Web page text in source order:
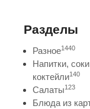
Разделы
Разное1440
Напитки,
коктейли140
Салаты123
Блюда из